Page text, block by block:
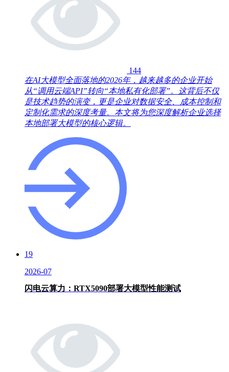
144
在AI大模型全面落地的2026年，越来越多的企业开始
从“调用云端API”转向“本地私有化部署”。这背后不仅
是技术趋势的演变，更是企业对数据安全、成本控制和
定制化需求的深度考量。本文将为您深度解析企业选择
本地部署大模型的核心逻辑。
19
2026-07
闪电云算力：RTX5090部署大模型性能测试